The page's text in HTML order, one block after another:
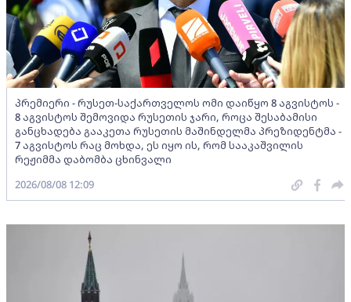
პრემიერი - რუსეთ-საქართველოს ომი დაიწყო 8 აგვისტოს -
8 აგვისტოს შემოვიდა რუსეთის ჯარი, როცა შესაბამისი
განცხადება გააკეთა რუსეთის მაშინდელმა პრეზიდენტმა -
7 აგვისტოს რაც მოხდა, ეს იყო ის, რომ სააკაშვილის
რეჟიმმა დაბომბა ცხინვალი
2026/08/08 12:09